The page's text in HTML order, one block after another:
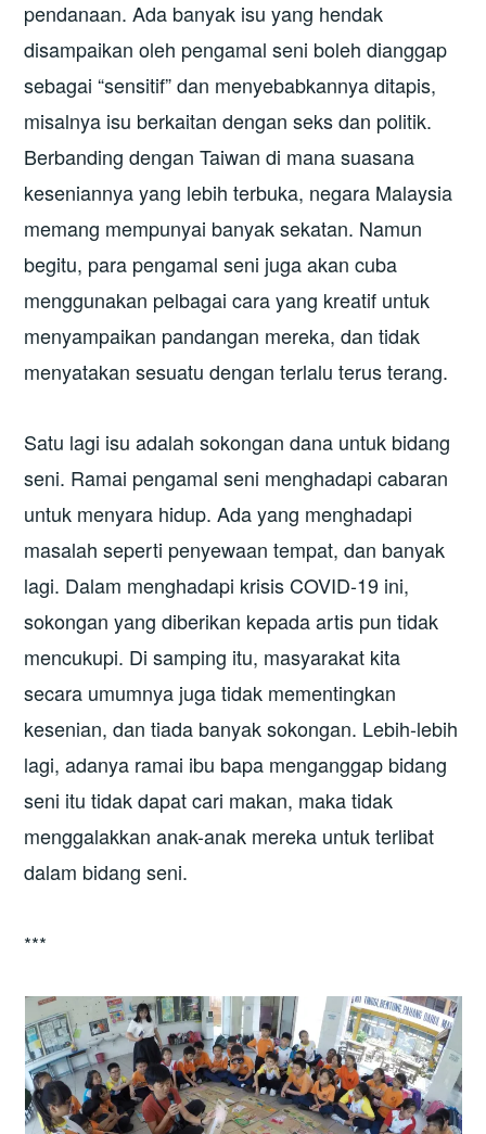
pendanaan. Ada banyak isu yang hendak
disampaikan oleh pengamal seni boleh dianggap
sebagai “sensitif” dan menyebabkannya ditapis,
misalnya isu berkaitan dengan seks dan politik.
Berbanding dengan Taiwan di mana suasana
keseniannya yang lebih terbuka, negara Malaysia
memang mempunyai banyak sekatan. Namun
begitu, para pengamal seni juga akan cuba
menggunakan pelbagai cara yang kreatif untuk
menyampaikan pandangan mereka, dan tidak
menyatakan sesuatu dengan terlalu terus terang.
Satu lagi isu adalah sokongan dana untuk bidang
seni. Ramai pengamal seni menghadapi cabaran
untuk menyara hidup. Ada yang menghadapi
masalah seperti penyewaan tempat, dan banyak
lagi. Dalam menghadapi krisis COVID-19 ini,
sokongan yang diberikan kepada artis pun tidak
mencukupi. Di samping itu, masyarakat kita
secara umumnya juga tidak mementingkan
kesenian, dan tiada banyak sokongan. Lebih-lebih
lagi, adanya ramai ibu bapa menganggap bidang
seni itu tidak dapat cari makan, maka tidak
menggalakkan anak-anak mereka untuk terlibat
dalam bidang seni.
***